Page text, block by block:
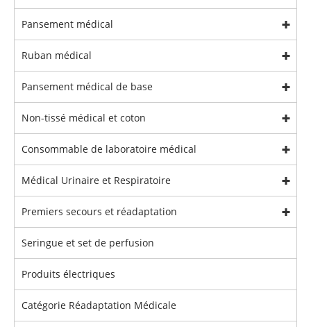
Pansement médical
Ruban médical
Pansement médical de base
Non-tissé médical et coton
Consommable de laboratoire médical
Médical Urinaire et Respiratoire
Premiers secours et réadaptation
Seringue et set de perfusion
Produits électriques
Catégorie Réadaptation Médicale